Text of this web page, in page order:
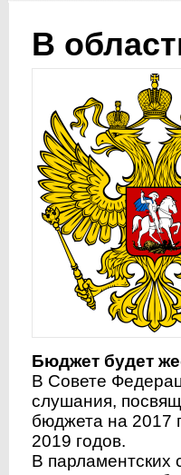
В
Бюджет будет
В Совете
слушания,
бюджета на 2017
2019 годов.
В парламентских